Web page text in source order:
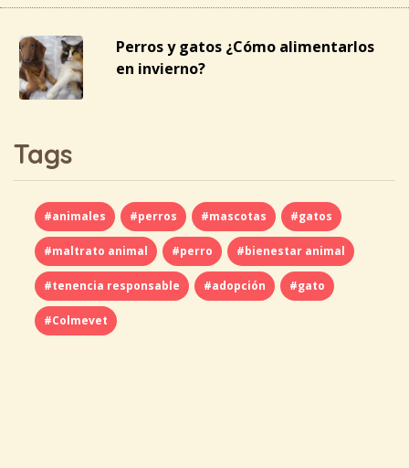
Perros y gatos ¿Cómo alimentarlos
en invierno?
Tags
#animales #perros #mascotas #gatos
#maltrato animal #perro #bienestar animal
#tenencia responsable #adopción #gato
#Colmevet